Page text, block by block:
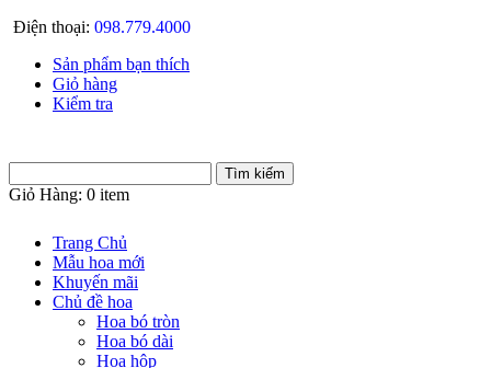
Điện thoại: 098.779.4000
Sản phẩm bạn thích
Giỏ hàng
Kiểm tra
Giỏ Hàng: 0 item
Trang Chủ
Mẫu hoa mới
Khuyến mãi
Chủ đề hoa
Hoa bó tròn
Hoa bó dài
Hoa hộp